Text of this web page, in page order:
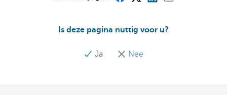
Is deze pagina nuttig voor u?
Ja Nee